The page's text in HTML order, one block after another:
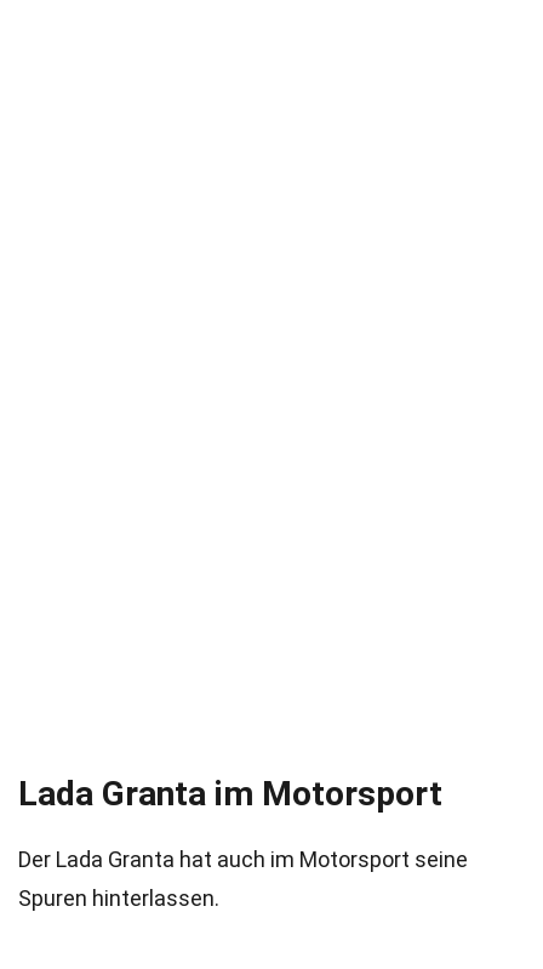
Lada Granta im Motorsport
Der Lada Granta hat auch im Motorsport seine
Spuren hinterlassen.